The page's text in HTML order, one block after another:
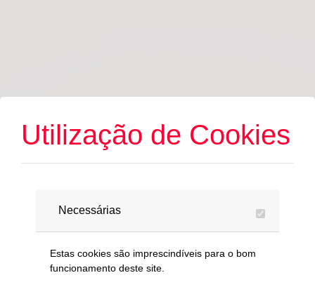
Utilização de Cookies
Necessárias
Estas cookies são imprescindíveis para o bom
funcionamento deste site.
Bem-vindo